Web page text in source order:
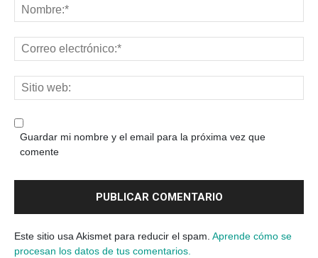
Guardar mi nombre y el email para la próxima vez que
comente
Este sitio usa Akismet para reducir el spam. Aprende cómo se
procesan los datos de tus comentarios.